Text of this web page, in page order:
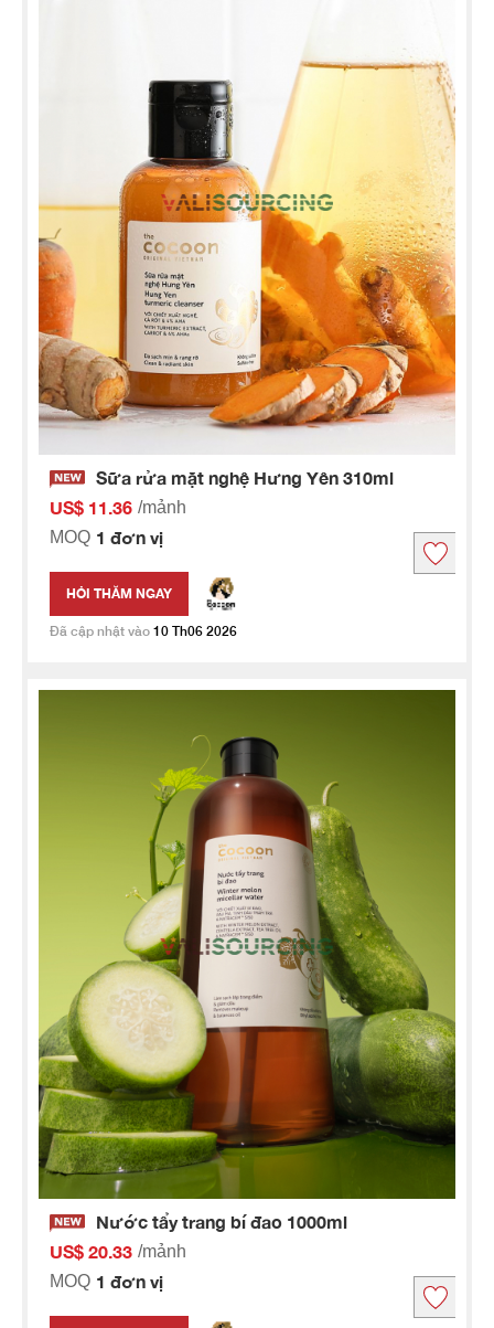
Sữa rửa mặt nghệ Hưng Yên 310ml
US$ 11.36 /mảnh
MOQ 1 đơn vị
HỎI THĂM NGAY
Đã cập nhật vào 10 Th06 2026
Nước tẩy trang bí đao 1000ml
US$ 20.33 /mảnh
MOQ 1 đơn vị